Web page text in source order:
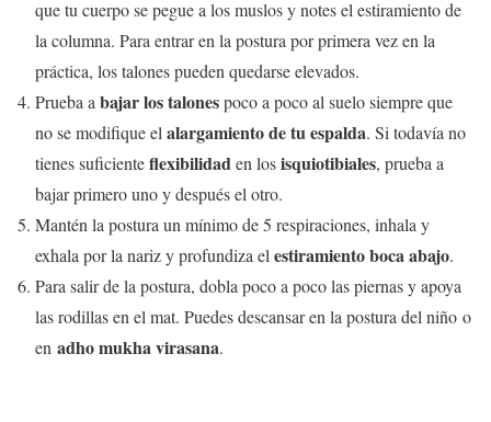
que tu cuerpo se pegue a los muslos y notes el estiramiento de
la columna. Para entrar en la postura por primera vez en la
práctica, los talones pueden quedarse elevados.
Prueba a bajar los talonespoco a poco al suelo siempre que
no se modifique el alargamiento de tu espalda. Si todavía no
tienes suficienteflexibilidaden losisquiotibiales, prueba a
bajar primero uno y después el otro.
Mantén la postura un mínimo de 5 respiraciones, inhala y
exhala por la nariz y profundiza el estiramiento boca abajo.
Para salir de la postura, dobla poco a poco las piernas y apoya
las rodillas en el mat. Puedes descansar en la postura del niño o
en adho mukha virasana.